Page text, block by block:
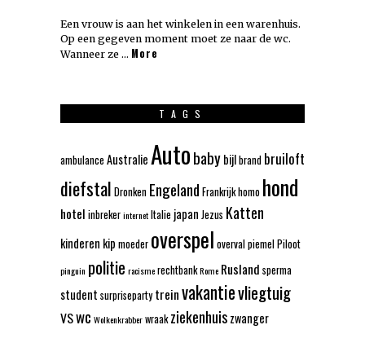
Een vrouw is aan het winkelen in een warenhuis.
Op een gegeven moment moet ze naar de wc.
Wanneer ze … More
TAGS
ambulance AustralieAutobabybijlbrand bruiloft
diefstal Dronken Engeland Frankrijkhomo hond
hotel inbrekerinternetItalie japan Jezus Katten
kinderen kip moeder overspel overvalpiemelPiloot
pinguin politie racismerechtbankRome Rusland sperma
student surpriseparty treinvakantievliegtuig
VSwc Wolkenkrabberwraak ziekenhuiszwanger